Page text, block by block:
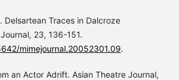
Delsartean Traces in Dalcroze
23, 136-151.
mimejournal.20052301.09.
an Actor Adrift. Asian Theatre Journal,